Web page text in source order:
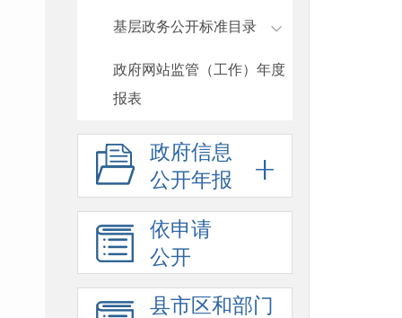
基层政务公开标准目录
政府网站监管（工作）年度
报表
政府信息
公开年报
依申请
公开
县市区和部门